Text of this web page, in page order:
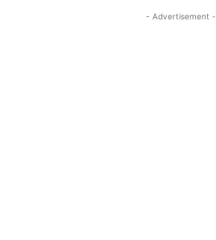
- Advertisement -